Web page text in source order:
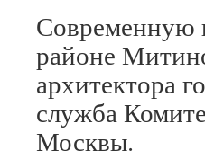
Современную
районе
архитектора
служба
Москвы.